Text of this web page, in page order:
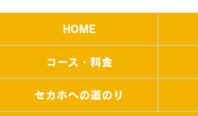
HOME
コース・料金
セカホへの道のり